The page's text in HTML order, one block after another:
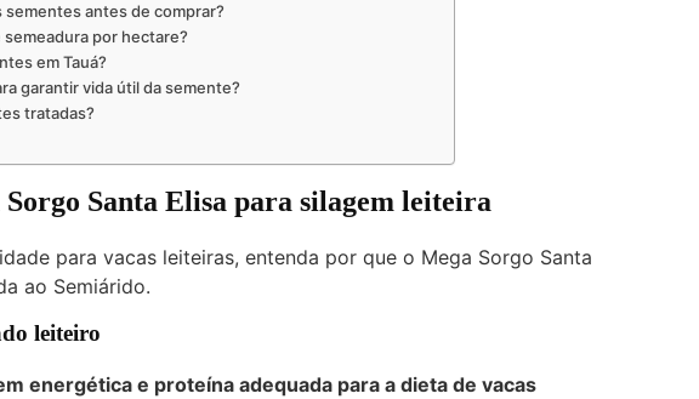
sementes antes de comprar?
por hectare?
em Tauá?
garantir vida útil da semente?
tratadas?
Santa Elisa para silagem leiteira
para vacas leiteiras, entenda por que o Mega Sorgo Santa
ao Semiárido.
leiteiro
energética e proteína adequada para a dieta de vacas